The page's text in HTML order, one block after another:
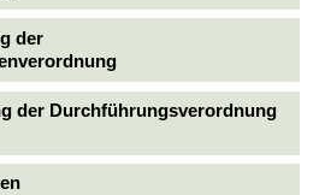
der
der Durchführungsverordnung